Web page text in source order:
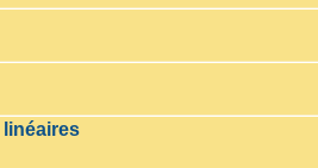
linéaires